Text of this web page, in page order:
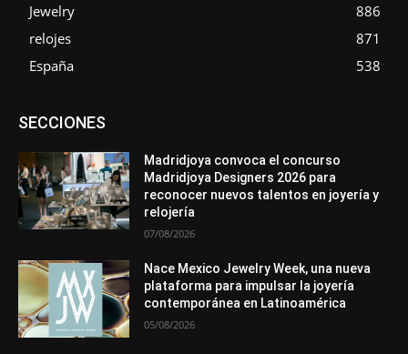
Jewelry
886
relojes
871
España
538
SECCIONESAsociaciones
Entrevistas
Mundo Técnico
Novedades Opiniones
Perspectiva
Premios
Secciones Sin categoría
Más
Madridjoya convoca el concurso
Madridjoya Designers 2026 para
reconocer nuevos talentos en joyería y
relojería
07/08/2026
Nace Mexico Jewelry Week, una nueva
plataforma para impulsar la joyería
contemporánea en Latinoamérica
05/08/2026